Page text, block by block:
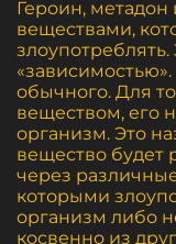
Героин,
веществами,
обычного. Для
веществом, его
организм. Это
вещество будет
через
которыми
организм либо
косвенно из